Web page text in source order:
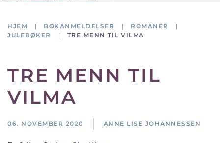
HJEM BOKANMELDELSER
ROMANER
JULEBØKER
TRE MENN TIL VILMA
TRE MENN TIL
VILMA
06. NOVEMBER 2020 ANNE LISE JOHANNESSEN